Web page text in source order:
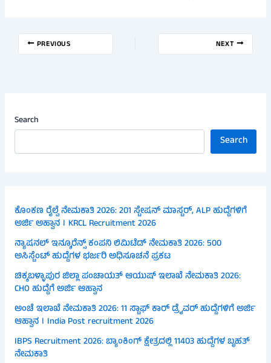
PREVIOUS NEXT
Search
Search
ಕೊಂಕಣ ರೈಲ್ವೆ ನೇಮಕಾತಿ 2026: 201 ಸ್ಟೇಷನ್ ಮಾಸ್ಟರ್, ALP ಹುದ್ದೆಗಳಿಗೆ
ಅರ್ಜಿ ಅಹ್ವಾನ । KRCL Recruitment 2026
ನ್ಯಾಷನಲ್ ಇನ್ಶೂರೆನ್ಸ್ ಕಂಪನಿ ಲಿಮಿಟೆಡ್ ನೇಮಕಾತಿ 2026: 500
ಅಸಿಸ್ಟೆಂಟ್ ಹುದ್ದೆಗಳ ಭರ್ಜರಿ ಅಧಿಸೂಚನೆ ಪ್ರಕಟ
ಚಿಕ್ಕಬಳ್ಳಾಪುರ ಜಿಲ್ಲಾ ಪಂಚಾಯತ್ ಆಯುಷ್ ಇಲಾಖೆ ನೇಮಕಾತಿ 2026:
CHO ಹುದ್ದೆಗೆ ಅರ್ಜಿ ಆಹ್ವಾನ
ಅಂಚೆ ಇಲಾಖೆ ನೇಮಕಾತಿ 2026: 11 ಸ್ಟಾಫ್ ಕಾರ್ ಡ್ರೈವರ್ ಹುದ್ದೆಗಳಿಗೆ ಅರ್ಜಿ
ಆಹ್ವಾನ । India Post recruitment 2026
IBPS Recruitment 2026: ಬ್ಯಾಂಕಿಂಗ್ ಕ್ಷೇತ್ರದಲ್ಲಿ 11403 ಹುದ್ದೆಗಳ ಬೃಹತ್
ನೇಮಕಾತಿ